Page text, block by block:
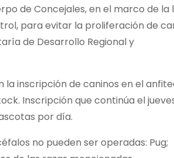
de Concejales, en el marco de la
para evitar la proliferación de
de Desarrollo Regional y
inscripción de caninos en el
Inscripción que continúa el
por día.
no pueden ser operadas: Pug;